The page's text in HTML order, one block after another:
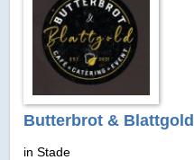
Butterbrot & Blattgold
in Stade